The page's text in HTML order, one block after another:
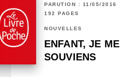
PARUTION : 11/05/2016
192 PAGES
NOUVELLES
ENFANT, JE ME
SOUVIENS